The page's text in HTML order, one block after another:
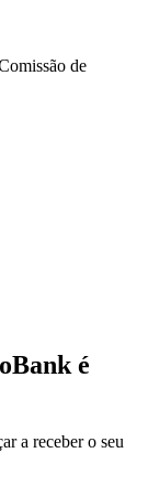
de
é
a receber o seu